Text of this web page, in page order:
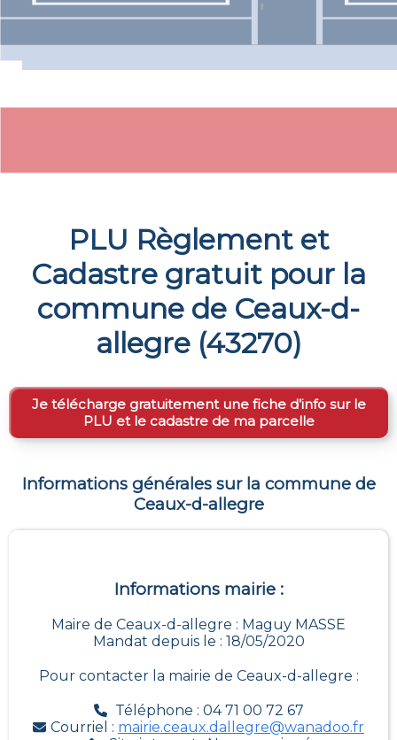
PLU Règlement et
Cadastre gratuit pour la
commune de Ceaux-d-
allegre(43270)
Je télécharge gratuitement une fiche d’info sur le
PLU et le cadastre de ma parcelle
Informations générales sur la commune de
Ceaux-d-allegre
Informations mairie :
Maire de Ceaux-d-allegre : Maguy MASSE
Mandat depuis le : 18/05/2020
Pour contacter la mairie de Ceaux-d-allegre :
Téléphone : 04 71 00 72 67
Courriel : mairie.ceaux.dallegre@wanadoo.fr